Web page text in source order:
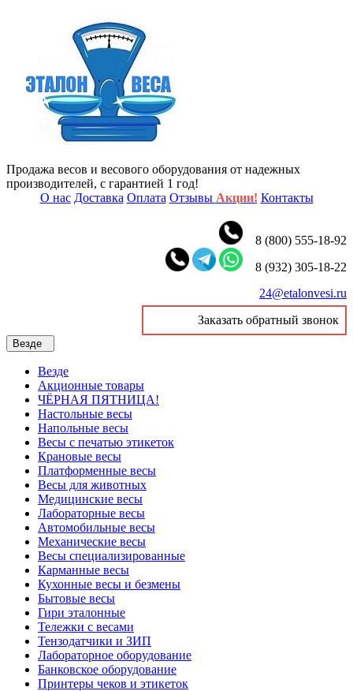
Продажа весов и весового оборудования от надежных
производителей, с гарантией 1 год!
О нас Доставка Оплата Отзывы Акции! Контакты
8 (800) 555-18-92
8 (932) 305-18-22
24@etalonvesi.ru
Заказать обратный звонок
Везде
Везде
Акционные товары
ЧЁРНАЯ ПЯТНИЦА!
Настольные весы
Напольные весы
Весы с печатью этикеток
Крановые весы
Платформенные весы
Весы для животных
Медицинские весы
Лабораторные весы
Автомобильные весы
Механические весы
Весы специализированные
Карманные весы
Кухонные весы и безмены
Бытовые весы
Гири эталонные
Тележки с весами
Тензодатчики и ЗИП
Лабораторное оборудование
Банковское оборудование
Принтеры чеков и этикеток